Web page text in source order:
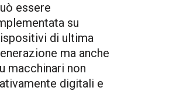
essere
su
di ultima
ma anche
macchinari non
digitali e